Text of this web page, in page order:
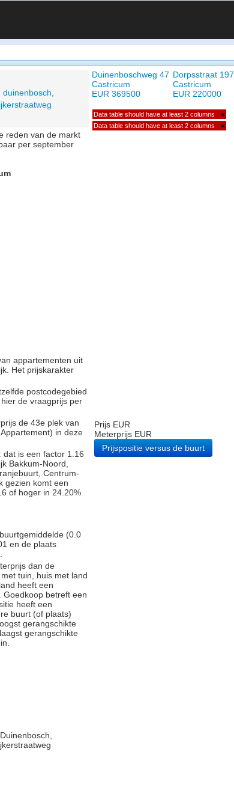
reden van de markt
per september
appartementen uit
Het prijskarakter
postcodegebied
de vraagprijs per
de 43e plek van
in deze
dat is een factor 1.16
Bakkum-Noord,
Centrum-
gezien komt een
of hoger in 24.20%
(0.0
en de plaats
dan de
tuin, huis met land
heeft een
Goedkoop betreft een
heeft een
buurt (of plaats)
gerangschikte
gerangschikte
Duinenboschweg 47
Castricum
EUR 369500
Dorpsstraat 197
Castricum
EUR 220000
Data table should have at least 2 columns ×
Data table should have at least 2 columns ×
Prijs EUR
Meterprijs EUR
Prijspositie versus de buurt